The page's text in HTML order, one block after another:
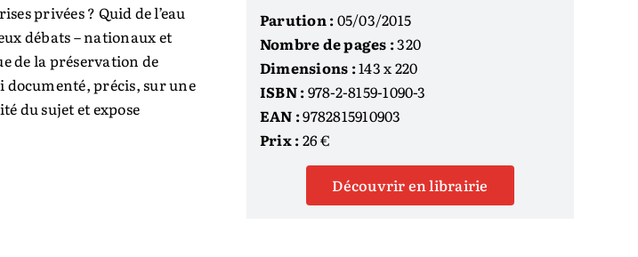
privées ? Quid de l’eau
débats – nationaux et
de la préservation de
précis, sur une
du sujet et ­expose
Parution :05/03/2015
Nombre de pages :320
Dimensions :143 x 220
ISBN :978-2-8159-1090-3
EAN :9782815910903
Prix :26 €
Découvrir en librairie